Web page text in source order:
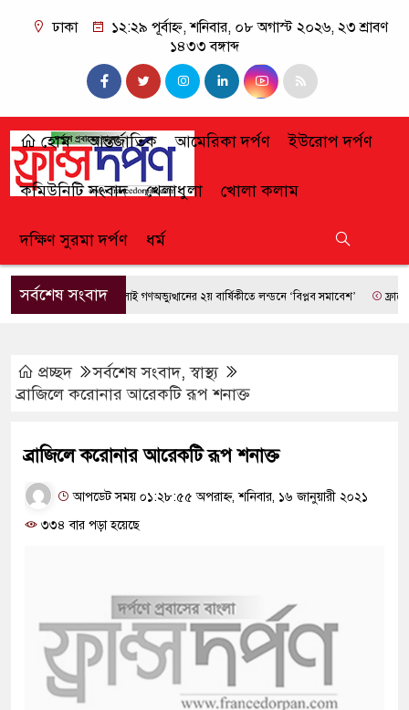
ঢাকা
১২:২৯ পূর্বাহ্ন, শনিবার, ০৮ অগাস্ট ২০২৬, ২৩ শ্রাবণ
১৪৩৩ বঙ্গাব্দ
হোম আন্তর্জাতিক আমেরিকা দর্পণ ইউরোপ দর্পণ
কমিউনিটি সংবাদ খেলাধুলা খোলা কলাম
দক্ষিণ সুরমা দর্পণ ধর্ম
সর্বশেষ সংবাদজুলাই গণঅভ্যুত্থানের ২য় বার্ষিকীতে লন্ডনে ‘বিপ্লব সমাবেশ’ ফ্রান্সে
প্রচ্ছদ সর্বশেষ সংবাদ,স্বাস্থ্য
ব্রাজিলে করোনার আরেকটি রূপ শনাক্ত
ব্রাজিলে করোনার আরেকটি রূপ শনাক্ত
আপডেট সময় ০১:২৮:৫৫ অপরাহ্ন, শনিবার, ১৬ জানুয়ারী ২০২১
৩৩৪ বার পড়া হয়েছে